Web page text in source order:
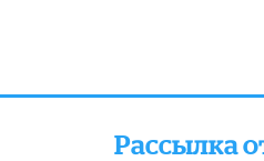
Рассылка